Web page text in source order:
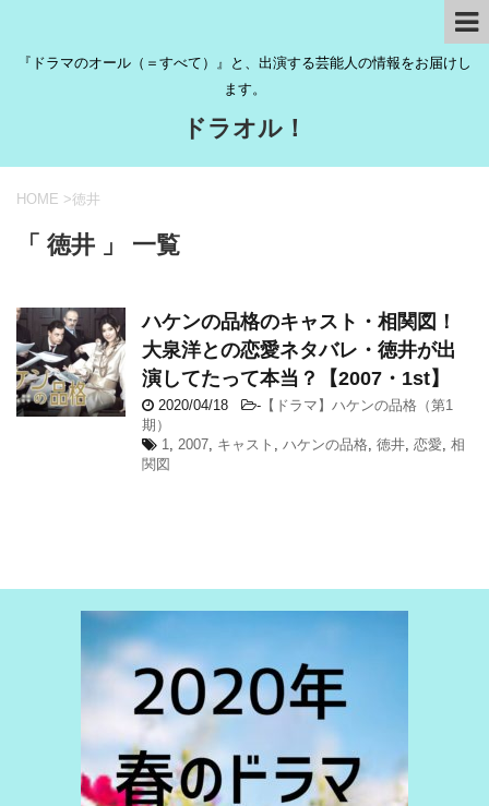
『ドラマのオール（＝すべて）』と、出演する芸能人の情報をお届けし
ます。
ドラオル！
HOME >徳井
「 徳井 」 一覧
ハケンの品格のキャスト・相関図！
大泉洋との恋愛ネタバレ・徳井が出
演してたって本当？【2007・1st】
2020/04/18 - 【ドラマ】ハケンの品格（第1
期）
1
2007 キャスト ハケンの品格 徳井 恋愛 相
関図